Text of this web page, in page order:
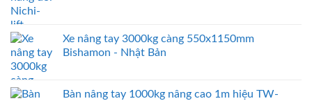
Xe nâng tay 3000kg càng 550x1150mm
Bishamon - Nhật Bản
Bàn nâng tay 1000kg nâng cao 1m hiệu TW-